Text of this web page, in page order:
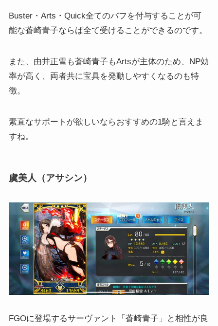
Buster・Arts・Quick全てのバフを付与することが可
能な蒼崎青子ならば全て受けることができるのです。
また、由井正雪も蒼崎青子もArtsが主体のため、NP効
率が高く、両者共に宝具を発動しやすくなるのも特
徴。
素直なサポートが欲しいならおすすめの1騎と言えま
すね。
虞美人（アサシン）
FGOに登場するサーヴァント「蒼崎青子」と相性が良